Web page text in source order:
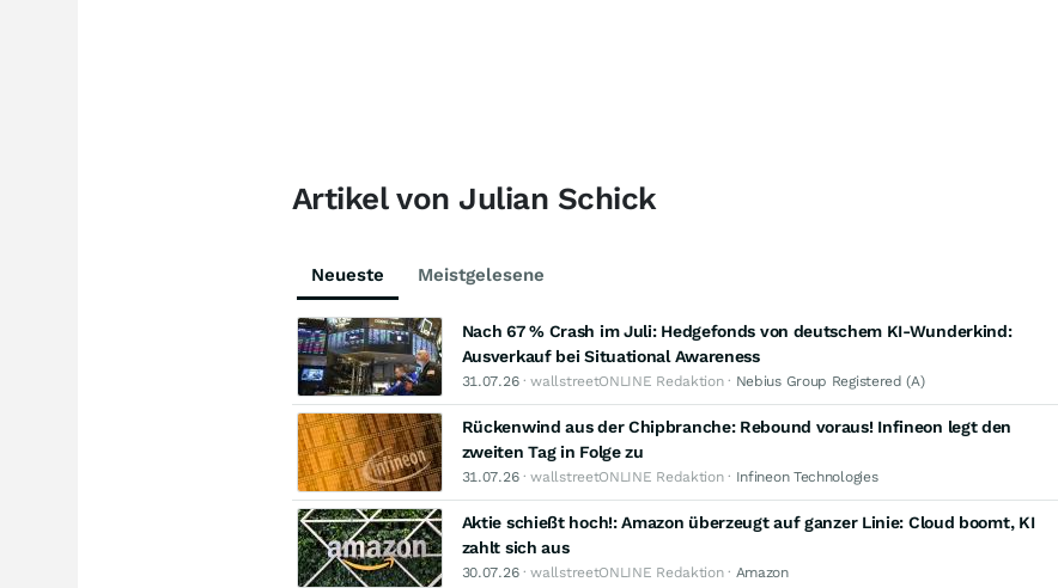
Artikel von Julian Schick
Neueste Meistgelesene
Nach 67 % Crash im Juli: Hedgefonds von deutschem KI-Wunderkind:
Ausverkauf bei Situational Awareness
31.07.26· wallstreetONLINE Redaktion · Nebius Group Registered (A)
Rückenwind aus der Chipbranche: Rebound voraus! Infineon legt den
zweiten Tag in Folge zu
31.07.26· wallstreetONLINE Redaktion · Infineon Technologies
Aktie schießt hoch!: Amazon überzeugt auf ganzer Linie: Cloud boomt, KI
zahlt sich aus
30.07.26· wallstreetONLINE Redaktion · Amazon